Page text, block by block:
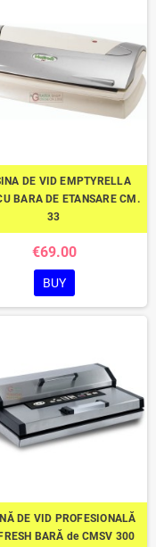
DE VID EMPTYRELLA
BARA DE ETANSARE CM.
33
€69.00
BUY
DE VID PROFESIONALĂ
BARĂ de CMSV 300